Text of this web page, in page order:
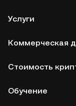
Услуги
Коммерческая
Стоимость
Обучение